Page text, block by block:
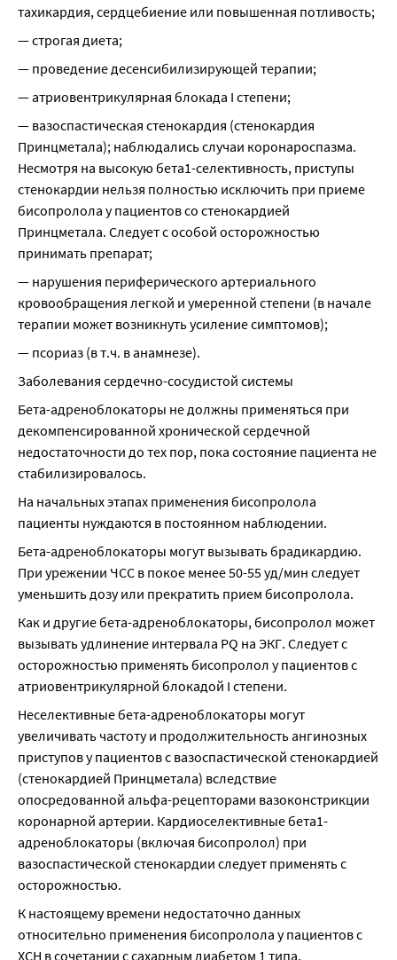
тахикардия, сердцебиение или повышенная потливость;
— строгая диета;
— проведение десенсибилизирующей терапии;
— атриовентрикулярная блокада I степени;
— вазоспастическая стенокардия (стенокардия
Принцметала); наблюдались случаи коронароспазма.
Несмотря на высокую бета1-селективность, приступы
стенокардии нельзя полностью исключить при приеме
бисопролола у пациентов со стенокардией
Принцметала. Следует с особой осторожностью
принимать препарат;
— нарушения периферического артериального
кровообращения легкой и умеренной степени (в начале
терапии может возникнуть усиление симптомов);
— псориаз (в т.ч. в анамнезе).
Заболевания сердечно-сосудистой системы
Бета-адреноблокаторы не должны применяться при
декомпенсированной хронической сердечной
недостаточности до тех пор, пока состояние пациента не
стабилизировалось.
На начальных этапах применения бисопролола
пациенты нуждаются в постоянном наблюдении.
Бета-адреноблокаторы могут вызывать брадикардию.
При урежении ЧСС в покое менее 50-55 уд/мин следует
уменьшить дозу или прекратить прием бисопролола.
Как и другие бета-адреноблокаторы, бисопролол может
вызывать удлинение интервала PQ на ЭКГ. Следует с
осторожностью применять бисопролол у пациентов с
атриовентрикулярной блокадой I степени.
Неселективные бета-адреноблокаторы могут
увеличивать частоту и продолжительность ангинозных
приступов у пациентов с вазоспастической стенокардией
(стенокардией Принцметала) вследствие
опосредованной альфа-рецепторами вазоконстрикции
коронарной артерии. Кардиоселективные бета1-
адреноблокаторы (включая бисопролол) при
вазоспастической стенокардии следует применять с
осторожностью.
К настоящему времени недостаточно данных
относительно применения бисопролола у пациентов с
ХСН в сочетании с сахарным диабетом 1 типа,